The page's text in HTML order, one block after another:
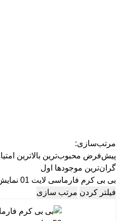
مرتب‌سازی:
پیش‌فرض محبوب‌ترین بالاترین
گران‌ترین موجودها اول
بی بی کرم فارماسی لایت 01
فیلتر کردن مرتب سازی